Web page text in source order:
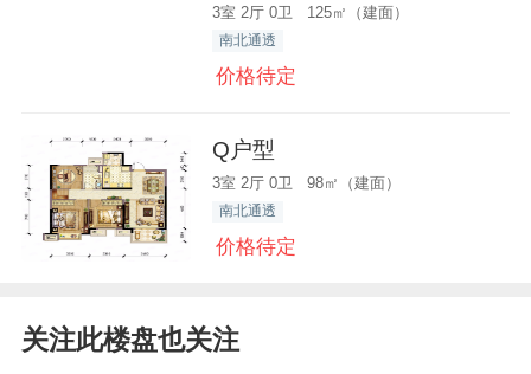
3室 2厅 0卫 125㎡（建面）
南北通透
价格待定
Q户型
3室 2厅 0卫 98㎡（建面）
南北通透
价格待定
关注此楼盘也关注